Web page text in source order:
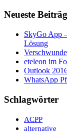
Neueste
SkyGo App
Lösung
eteleon im
Outlook
WhatsApp
Schlagwörter
ACPP
alternative